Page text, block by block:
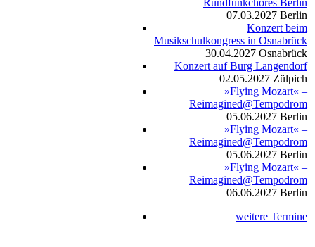
Rundfunkchores Berlin
07.03.2027 Berlin
Konzert beim
Musikschulkongress in Osnabrück
30.04.2027 Osnabrück
Konzert auf Burg Langendorf
02.05.2027 Zülpich
»Flying Mozart« –
Reimagined@Tempodrom
05.06.2027 Berlin
»Flying Mozart« –
Reimagined@Tempodrom
05.06.2027 Berlin
»Flying Mozart« –
Reimagined@Tempodrom
06.06.2027 Berlin
weitere Termine